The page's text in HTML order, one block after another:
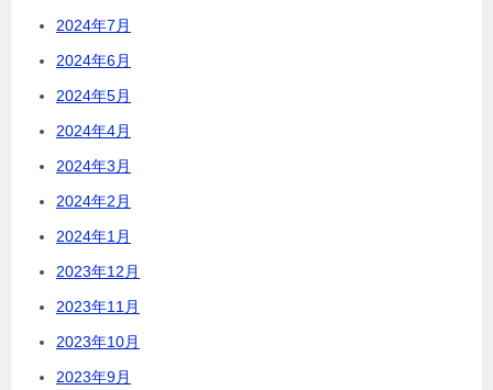
2024年7月
2024年6月
2024年5月
2024年4月
2024年3月
2024年2月
2024年1月
2023年12月
2023年11月
2023年10月
2023年9月